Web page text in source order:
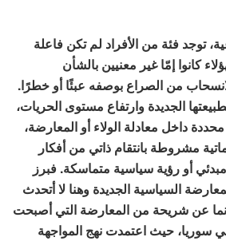
توجد فئة من الأفراد لم تكن فاعلة
كانوا إمّا غير معنيين بالشأن
من الصراع بوصفه عبئًا أو خطرًا.
الجديدة وارتفاع مستوى الحريات،
داخل معادلة الولاء أو المعارضة،
مشروطة بانتقام ذاتي من أفكار
أو رؤية سياسية متماسكة. فبرز
السياسية الجديدة وهنا لا أتحدث
عن شريحة من المعارضة التي أصبحت
سوريا، حيث اعتمدت نهج المواجهة